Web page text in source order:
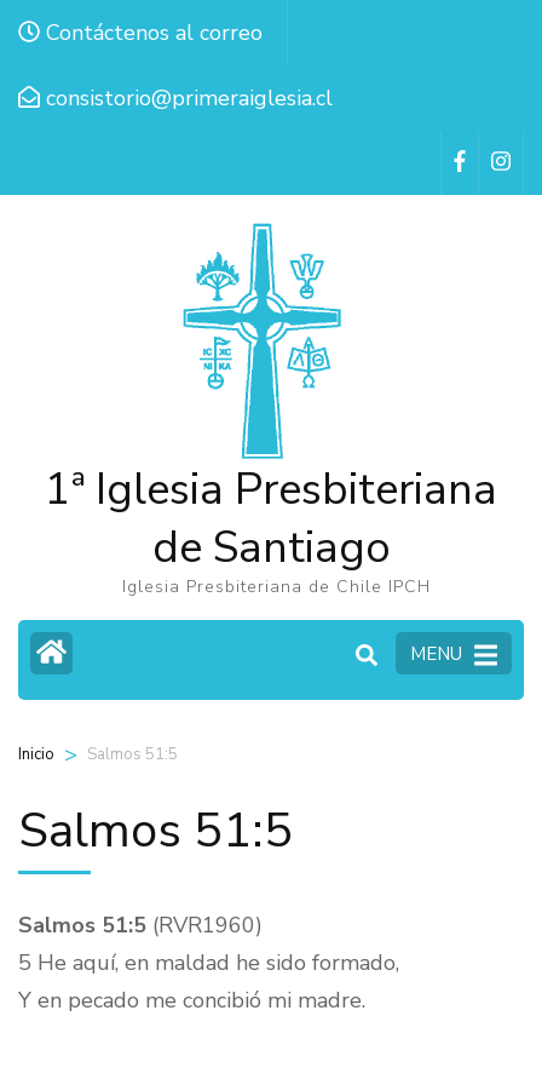
Contáctenos al correo
consistorio@primeraiglesia.cl
1ª Iglesia Presbiteriana
de Santiago
Iglesia Presbiteriana de Chile IPCH
MENU
Inicio > Salmos 51:5
Salmos 51:5
Salmos 51:5 (RVR1960)
5 He aquí, en maldad he sido formado,
Y en pecado me concibió mi madre.